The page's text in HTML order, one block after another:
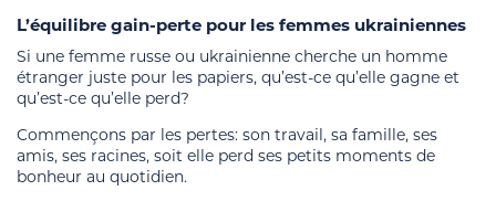
L’équilibre gain-perte pour les femmes ukrainiennes
Si une femme russe ou ukrainienne cherche un homme
étranger juste pour les papiers, qu’est-ce qu’elle gagne et
qu’est-ce qu’elle perd?
Commençons par les pertes: son travail, sa famille, ses
amis, ses racines, soit elle perd ses petits moments de
bonheur au quotidien.